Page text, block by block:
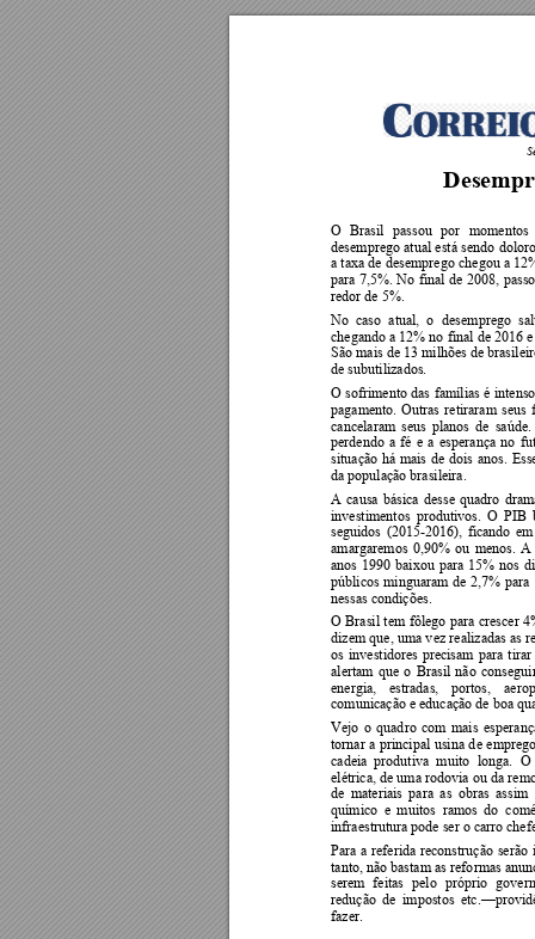
O Brasil passou por momentos
desemprego atual está sendo
a taxa de desemprego chegou a
para 7,5%. No final de 2008,
redor de 5%.
No  caso atual,  o desemprego
chegando a 12% no final de 2016
São mais de 13 milhões de
de subutilizados.
O sofrimento das famílias é int
pagamento. Outras retiraram seus
cancelaram seus planos de saúde.
perdendo a fé e a esperança no
situação há mais de dois anos.
da população brasileira.
A causa básica desse quadro
investimentos produtivos. O PIB
seguidos (2015-2016), ficando
amargaremos 0,90% ou menos. A
anos 1990 baixou para 15% nos
públicos minguaram de 2,7% para
nessas condições.
O Brasil tem fôlego para crescer
dizem que, uma vez realizadas as
os investidores precisam para tirar
alertam que o Brasil não
energia,
estradas, portos,
comunicação e educação de boa
Vejo o quadro com mais
tornar a principal usina de
cadeia  produtiva muito longa.
O
elétrica, de uma rodovia ou da
de materiais para as obras assim
químico e muitos  ramos do
infraestrutura pode ser o carro
Para a referida reconstrução serão
tanto, não bastam as reformas
serem feitas pelo próprio
redução de impostos  etc.—
fazer.